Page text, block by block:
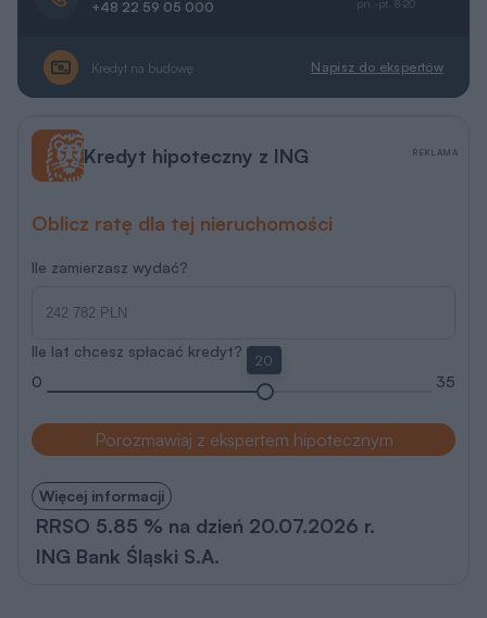
+48 22 59 05 000
pn.-pt. 8-20
Kredyt na budowę Napisz do ekspertów
Kredyt hipoteczny z ING
Oblicz ratę dla tej nieruchomości
Ile zamierzasz wydać?
Ile lat chcesz spłacać kredyt?
0
20
35
Porozmawiaj z ekspertem hipotecznym
Więcej informacji
RRSO 5.85 % na dzień 20.07.2026 r.
ING Bank Śląski S.A.
REKLAMA